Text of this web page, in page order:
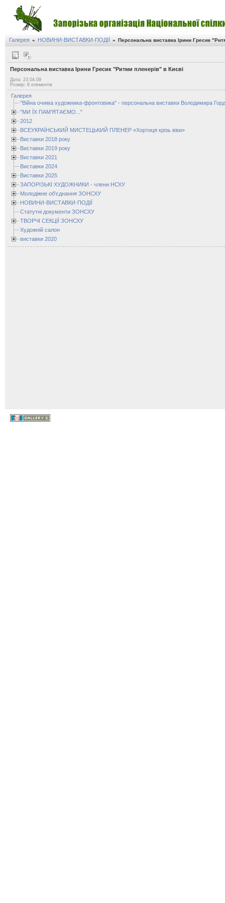
Галерея » НОВИНИ-ВИСТАВКИ-ПОДІЇ » Персональна виставка Ірини Гресик
Персональна виставка Ірини Гресик "Ритми пленерів" в Києві
Дата: 23.04.09
Розмір: 6 елементів
Галерея
"Війна очима художника-фронтовика" - персональна виставки Володимира
"МИ ЇХ ПАМ'ЯТАЄМО..."
2012
ВСЕУКРАЇНСЬКИЙ МИСТЕЦЬКИЙ ПЛЕНЕР «Хортиця крізь віки»
Виставки 2018 року
Виставки 2019 року
Виставки 2021
Виставки 2024
Виставки 2025
ЗАПОРІЗЬКІ ХУДОЖНИКИ - члени НСХУ
Молодіжне об'єднання ЗОНСХУ
НОВИНИ-ВИСТАВКИ-ПОДІЇ
Статутні документи ЗОНСХУ
ТВОРЧІ СЕКЦІЇ ЗОНСХУ
Художній салон
виставки 2020